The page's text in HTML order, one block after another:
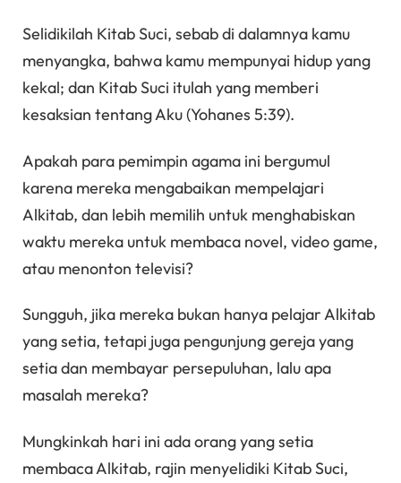
Selidikilah Kitab Suci, sebab di dalamnya kamu
menyangka, bahwa kamu mempunyai hidup yang
kekal; dan Kitab Suci itulah yang memberi
kesaksian tentang Aku (Yohanes 5:39).
Apakah para pemimpin agama ini bergumul
karena mereka mengabaikan mempelajari
Alkitab, dan lebih memilih untuk menghabiskan
waktu mereka untuk membaca novel, video game,
atau menonton televisi?
Sungguh, jika mereka bukan hanya pelajar Alkitab
yang setia, tetapi juga pengunjung gereja yang
setia dan membayar persepuluhan, lalu apa
masalah mereka?
Mungkinkah hari ini ada orang yang setia
membaca Alkitab, rajin menyelidiki Kitab Suci,